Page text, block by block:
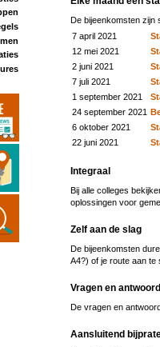
De bijeenkomsten zijn
7 april 2021
12 mei 2021
2 juni 2021
7 juli 2021
1 september 2021
24 september 2021
6 oktober 2021
22 juni 2021
Integraal
Bij alle colleges
oplossingen voor
Zelf aan de slag
De bijeenkomsten
A4?) of je route aan te
Vragen en
De vragen en
Aansluitend